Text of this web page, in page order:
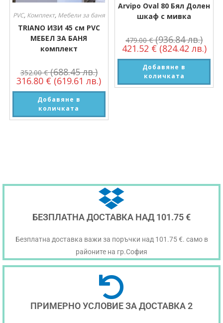
PVC, Комплект, Мебели за баня
TRIANO ИЗИ 45 см PVC
МЕБЕЛ ЗА БАНЯ
комплект
352.00€ (688.45 лв.)
316.80 € (619.61 лв.)
Добавяне в
количката
Arvipo Oval 80 Бял Долен
шкаф с мивка
479.00€ (936.84 лв.)
421.52 € (824.42 лв.)
Добавяне в
количката
БЕЗПЛАТНА ДОСТАВКА НАД 101.75 €
Безплатна доставка важи за поръчки над 101.75 €. само в
районите на гр.София
ПРИМЕРНО УСЛОВИЕ ЗА ДОСТАВКА 2